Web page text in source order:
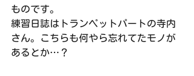
ものです。
練習日誌はトランペットパートの寺内
さん。こちらも何やら忘れてたモノが
あるとか…？